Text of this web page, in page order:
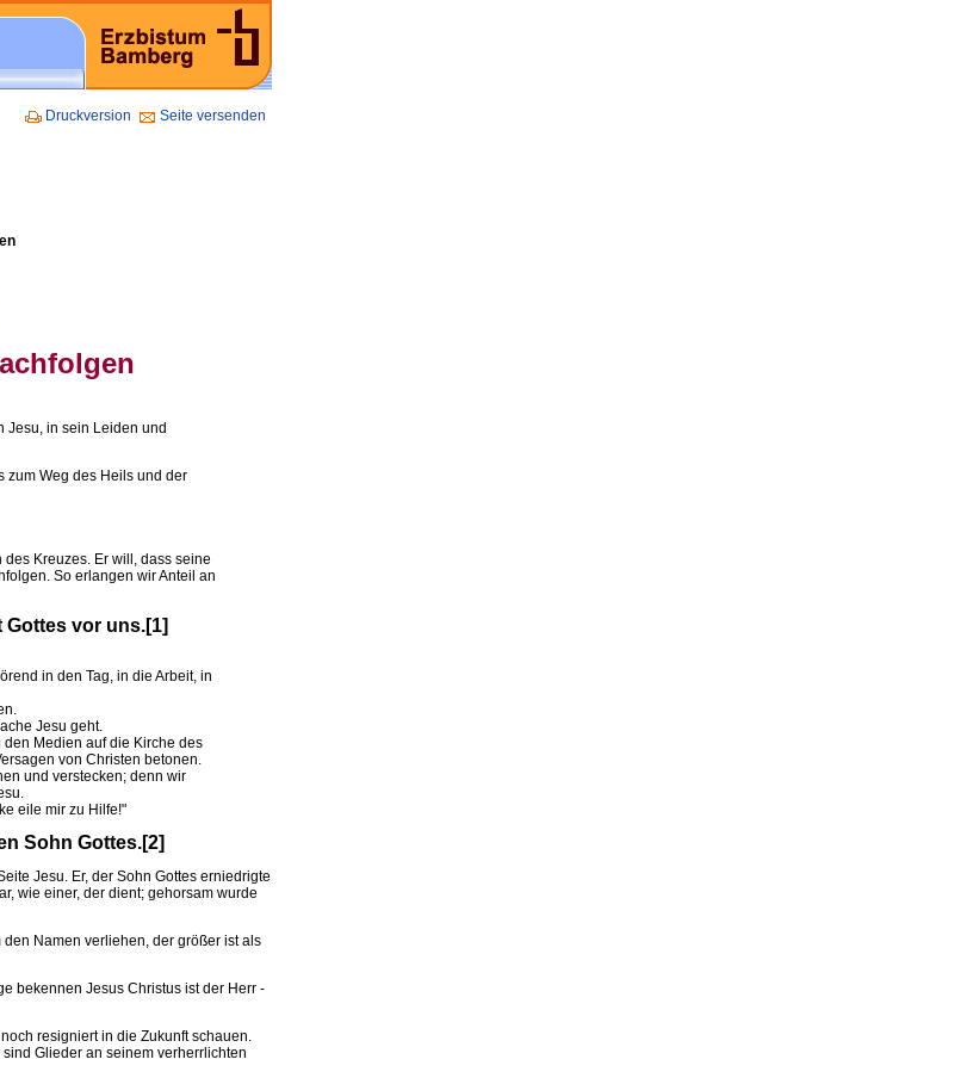
Druckversion Seite versenden
Jesu, in sein Leiden und
zum Weg des Heils und der
Kreuzes. Er will, dass seine
So erlangen wir Anteil an
Gottes vor uns.[1]
in den Tag, in die Arbeit, in
Jesu geht.
Medien auf die Kirche des
von Christen betonen.
und verstecken; denn wir
eile mir zu Hilfe!"
Sohn Gottes.[2]
Jesu. Er, der Sohn Gottes erniedrigte
wie einer, der dient; gehorsam wurde
Namen verliehen, der größer ist als
bekennen Jesus Christus ist der Herr -
resigniert in die Zukunft schauen.
Glieder an seinem verherrlichten